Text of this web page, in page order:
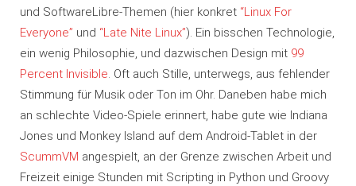
und SoftwareLibre-Themen (hier konkret “Linux For
Everyone” und “Late Nite Linux”). Ein bisschen Technologie,
ein wenig Philosophie, und dazwischen Design mit 99
Percent Invisible. Oft auch Stille, unterwegs, aus fehlender
Stimmung für Musik oder Ton im Ohr. Daneben habe mich
an schlechte Video-Spiele erinnert, habe gute wie Indiana
Jones und Monkey Island auf dem Android-Tablet in der
ScummVM angespielt, an der Grenze zwischen Arbeit und
Freizeit einige Stunden mit Scripting in Python und Groovy